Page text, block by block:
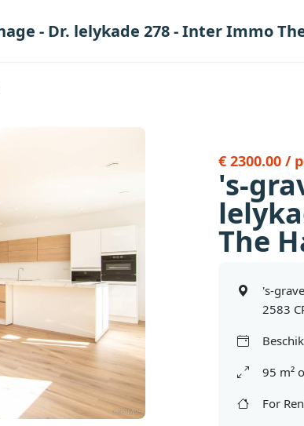
- Dr. lelykade 278 - Inter Immo
€ 2300.00 /
's-
The
's-
2583
95 m²
For